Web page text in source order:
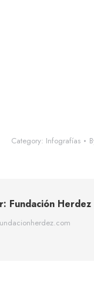
Category: Infografías
Fundación Herdez